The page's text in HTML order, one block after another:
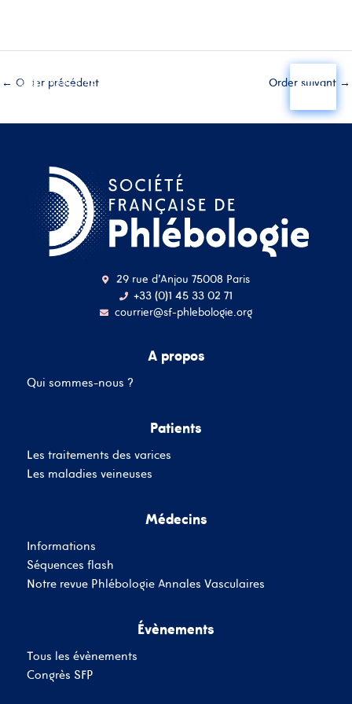
← Order précédent Order suivant →
29 rue d'Anjou 75008 Paris
+33 (0)1 45 33 02 71
courrier@sf-phlebologie.org
A propos
Qui sommes-nous ?
Patients
Les traitements des varices
Les maladies veineuses
Médecins
Informations
Séquences flash
Notre revue Phlébologie Annales Vasculaires
Évènements
Tous les évènements
Congrès SFP
adresse mail
Se souvenir de moi
SE CONNECTER
Inscrivez-Vous